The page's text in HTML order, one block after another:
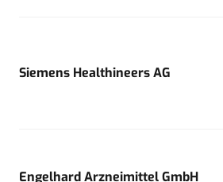
Siemens Healthineers AG
Engelhard Arzneimittel GmbH